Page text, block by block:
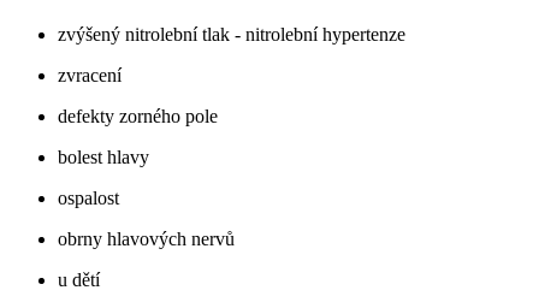
zvýšený nitrolební tlak - nitrolební hypertenze
zvracení
defekty zorného pole
bolest hlavy
ospalost
obrny hlavových nervů
u dětí